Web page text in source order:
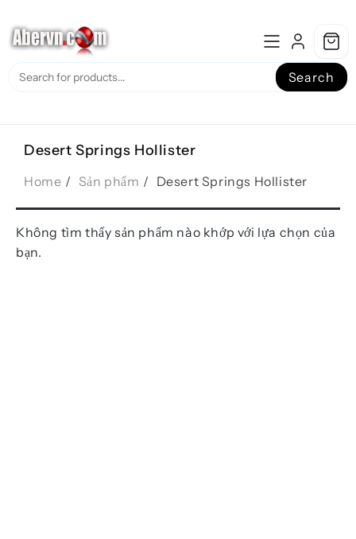
to
content
Search
Desert Springs Hollister
Home Sản phẩm Desert Springs Hollister
Không tìm thấy sản phẩm nào khớp với lựa chọn của
bạn.